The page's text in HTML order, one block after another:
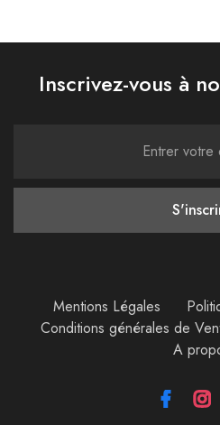
Inscrivez-vous à
Mentions Légales
Conditions générales de
A